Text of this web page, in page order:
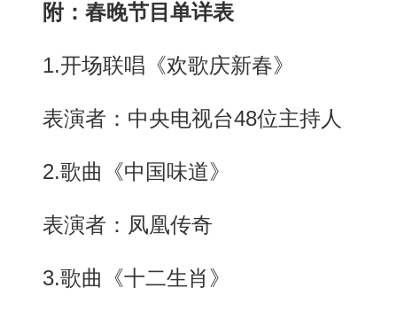
附：春晚节目单详表
1.开场联唱《欢歌庆新春》
表演者：中央电视台48位主持人
2.歌曲《中国味道》
表演者：凤凰传奇
3.歌曲《十二生肖》